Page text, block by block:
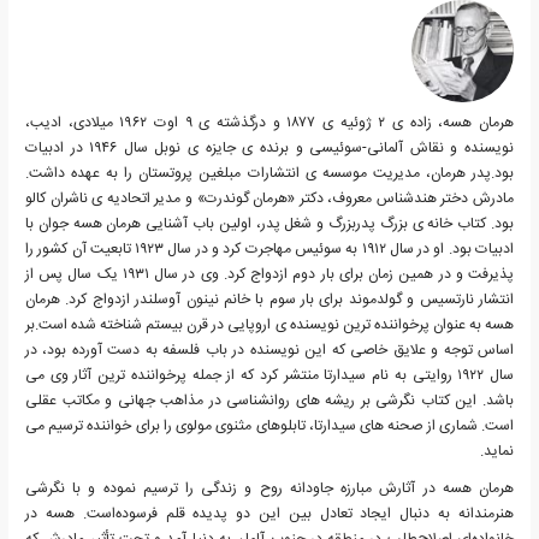
هرمان هسه، زاده ی ۲ ژوئیه ی ۱۸۷۷ و درگذشته ی ۹ اوت ۱۹۶۲ میلادی، ادیب،
نویسنده و نقاش آلمانی-سوئیسی و برنده ی جایزه ی نوبل سال ۱۹۴۶ در ادبیات
بود.پدر هرمان، مدیریت موسسه ی انتشارات مبلغین پروتستان را به عهده داشت.
مادرش دختر هندشناس معروف، دکتر «هرمان گوندرت» و مدیر اتحادیه ی ناشران کالو
بود. کتاب خانه ی بزرگ پدربزرگ و شغل پدر، اولین باب آشنایی هرمان هسه جوان با
ادبیات بود. او در سال ۱۹۱۲ به سوئیس مهاجرت کرد و در سال ۱۹۲۳ تابعیت آن کشور را
پذیرفت و در همین زمان برای بار دوم ازدواج کرد. وی در سال ۱۹۳۱ یک سال پس از
انتشار نارتسیس و گولدموند برای بار سوم با خانم نینون آوسلندر ازدواج کرد. هرمان
هسه به عنوان پرخواننده ترین نویسنده ی اروپایی در قرن بیستم شناخته شده است.بر
اساس توجه و علایق خاصی که این نویسنده در باب فلسفه به دست آورده بود، در
سال ۱۹۲۲ روایتی به نام سیدارتا منتشر کرد که از جمله پرخواننده ترین آثار وی می
باشد. این کتاب نگرشی بر ریشه های روانشناسی در مذاهب جهانی و مکاتب عقلی
است. شماری از صحنه های سیدارتا، تابلوهای مثنوی مولوی را برای خواننده ترسیم می
نماید.
هرمان هسه در آثارش مبارزه جاودانه روح و زندگی را ترسیم نموده و با نگرشی
هنرمندانه به دنبال ایجاد تعادل بین این دو پدیده قلم فرسوده‌است. هسه در